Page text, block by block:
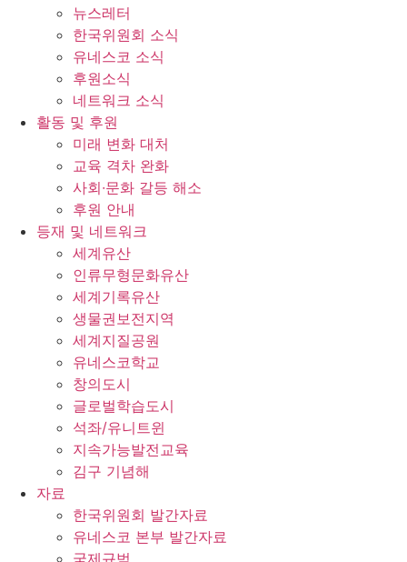
뉴스레터
한국위원회 소식
유네스코 소식
후원소식
네트워크 소식
활동 및 후원
미래 변화 대처
교육 격차 완화
사회∙문화 갈등 해소
후원 안내
등재 및 네트워크
세계유산
인류무형문화유산
세계기록유산
생물권보전지역
세계지질공원
유네스코학교
창의도시
글로벌학습도시
석좌/유니트윈
지속가능발전교육
김구 기념해
자료
한국위원회 발간자료
유네스코 본부 발간자료
국제규범